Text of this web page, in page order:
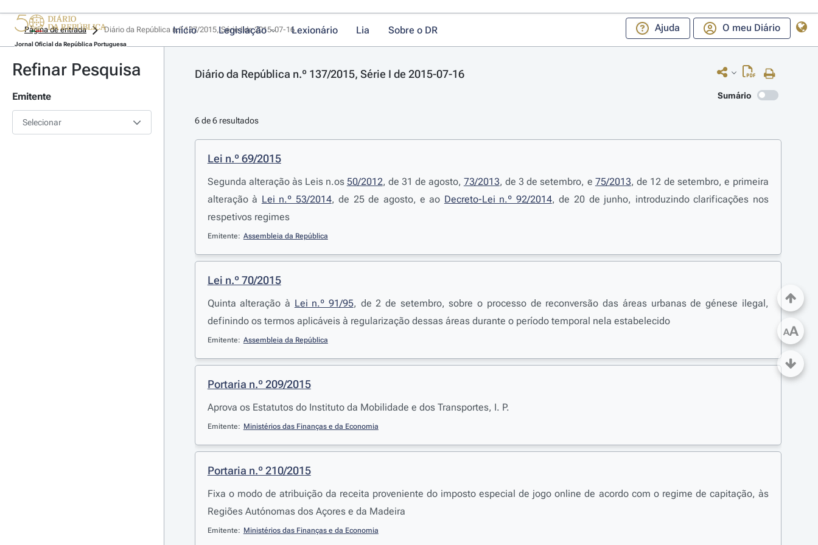
Jornal Oficial da República Portuguesa
Início Legislação Lexionário Lia Sobre o DR Ajuda O meu Diário
Página de entrada Diário da República n.º 137/2015, Série I de 2015-07-16
Refinar Pesquisa
Emitente
Selecionar
Diário da República n.º 137/2015, Série I de 2015-07-16
Sumário
6 de 6 resultados
Lei n.º 69/2015
Segunda alteração às Leis n.os 50/2012, de 31 de agosto, 73/2013, de 3 de setembro, e 75/2013, de 12 de setembro, e primeira
alteração à Lei n.º 53/2014, de 25 de agosto, e ao Decreto-Lei n.º 92/2014, de 20 de junho, introduzindo clarificações nos
respetivos regimes
Emitente: Assembleia da República
Lei n.º 70/2015
Quinta alteração à Lei n.º 91/95, de 2 de setembro, sobre o processo de reconversão das áreas urbanas de génese ilegal,
definindo os termos aplicáveis à regularização dessas áreas durante o período temporal nela estabelecido
Emitente: Assembleia da República
Portaria n.º 209/2015
Aprova os Estatutos do Instituto da Mobilidade e dos Transportes, I. P.
Emitente: Ministérios das Finanças e da Economia
Portaria n.º 210/2015
Fixa o modo de atribuição da receita proveniente do imposto especial de jogo online de acordo com o regime de capitação, às
Regiões Autónomas dos Açores e da Madeira
Emitente: Ministérios das Finanças e da Economia
AA